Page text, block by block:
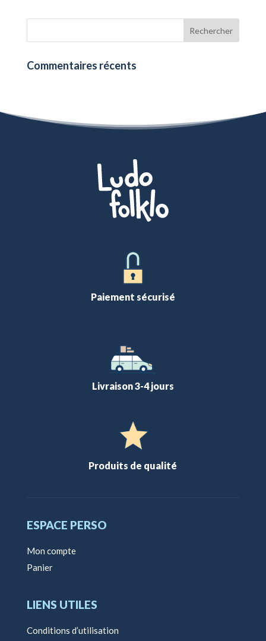
Commentaires récents
Paiement sécurisé
Livraison 3-4 jours
Produits de qualité
ESPACE PERSO
Mon compte
Panier
LIENS UTILES
Conditions d’utilisation